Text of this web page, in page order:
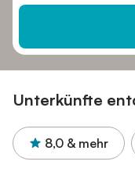
Unterkünfte
8,0 & mehr